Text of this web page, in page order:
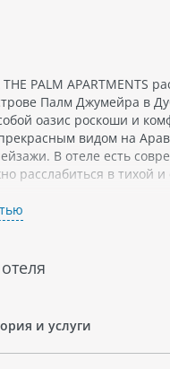
PALM APARTMENTS
Палм Джумейра в
оазис роскоши и
видом на
В отеле есть
расслабиться в тихой и
APARTMENTS также
клуб. Гости могут также
известен своими
и услуги